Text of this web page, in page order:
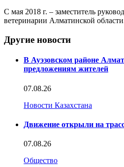
С мая 2018 г. – заместитель
ветеринарии Алматинской
Другие новости
В Ауэзовском районе
предложениям жителей
07.08.26
Новости Казахстана
Движение открыли на
07.08.26
Общество